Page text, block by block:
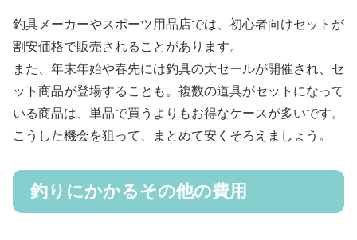
釣具メーカーやスポーツ用品店では、初心者向けセットが
割安価格で販売されることがあります。
また、年末年始や春先には釣具の大セールが開催され、セ
ット商品が登場することも。複数の道具がセットになって
いる商品は、単品で買うよりもお得なケースが多いです。
こうした機会を狙って、まとめて安くそろえましょう。
釣りにかかるその他の費用